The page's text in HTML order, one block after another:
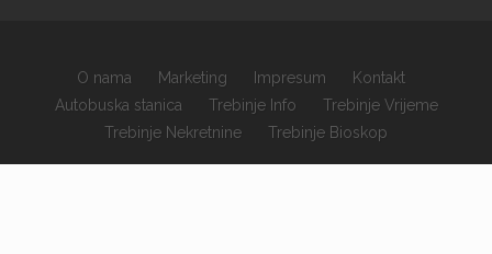
×
O nama Marketing Impresum
Kontakt
Autobuska stanica
Trebinje Info
Trebinje Vrijeme
Trebinje Nekretnine
Trebinje Bioskop